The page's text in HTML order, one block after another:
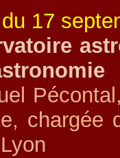
17
chargée